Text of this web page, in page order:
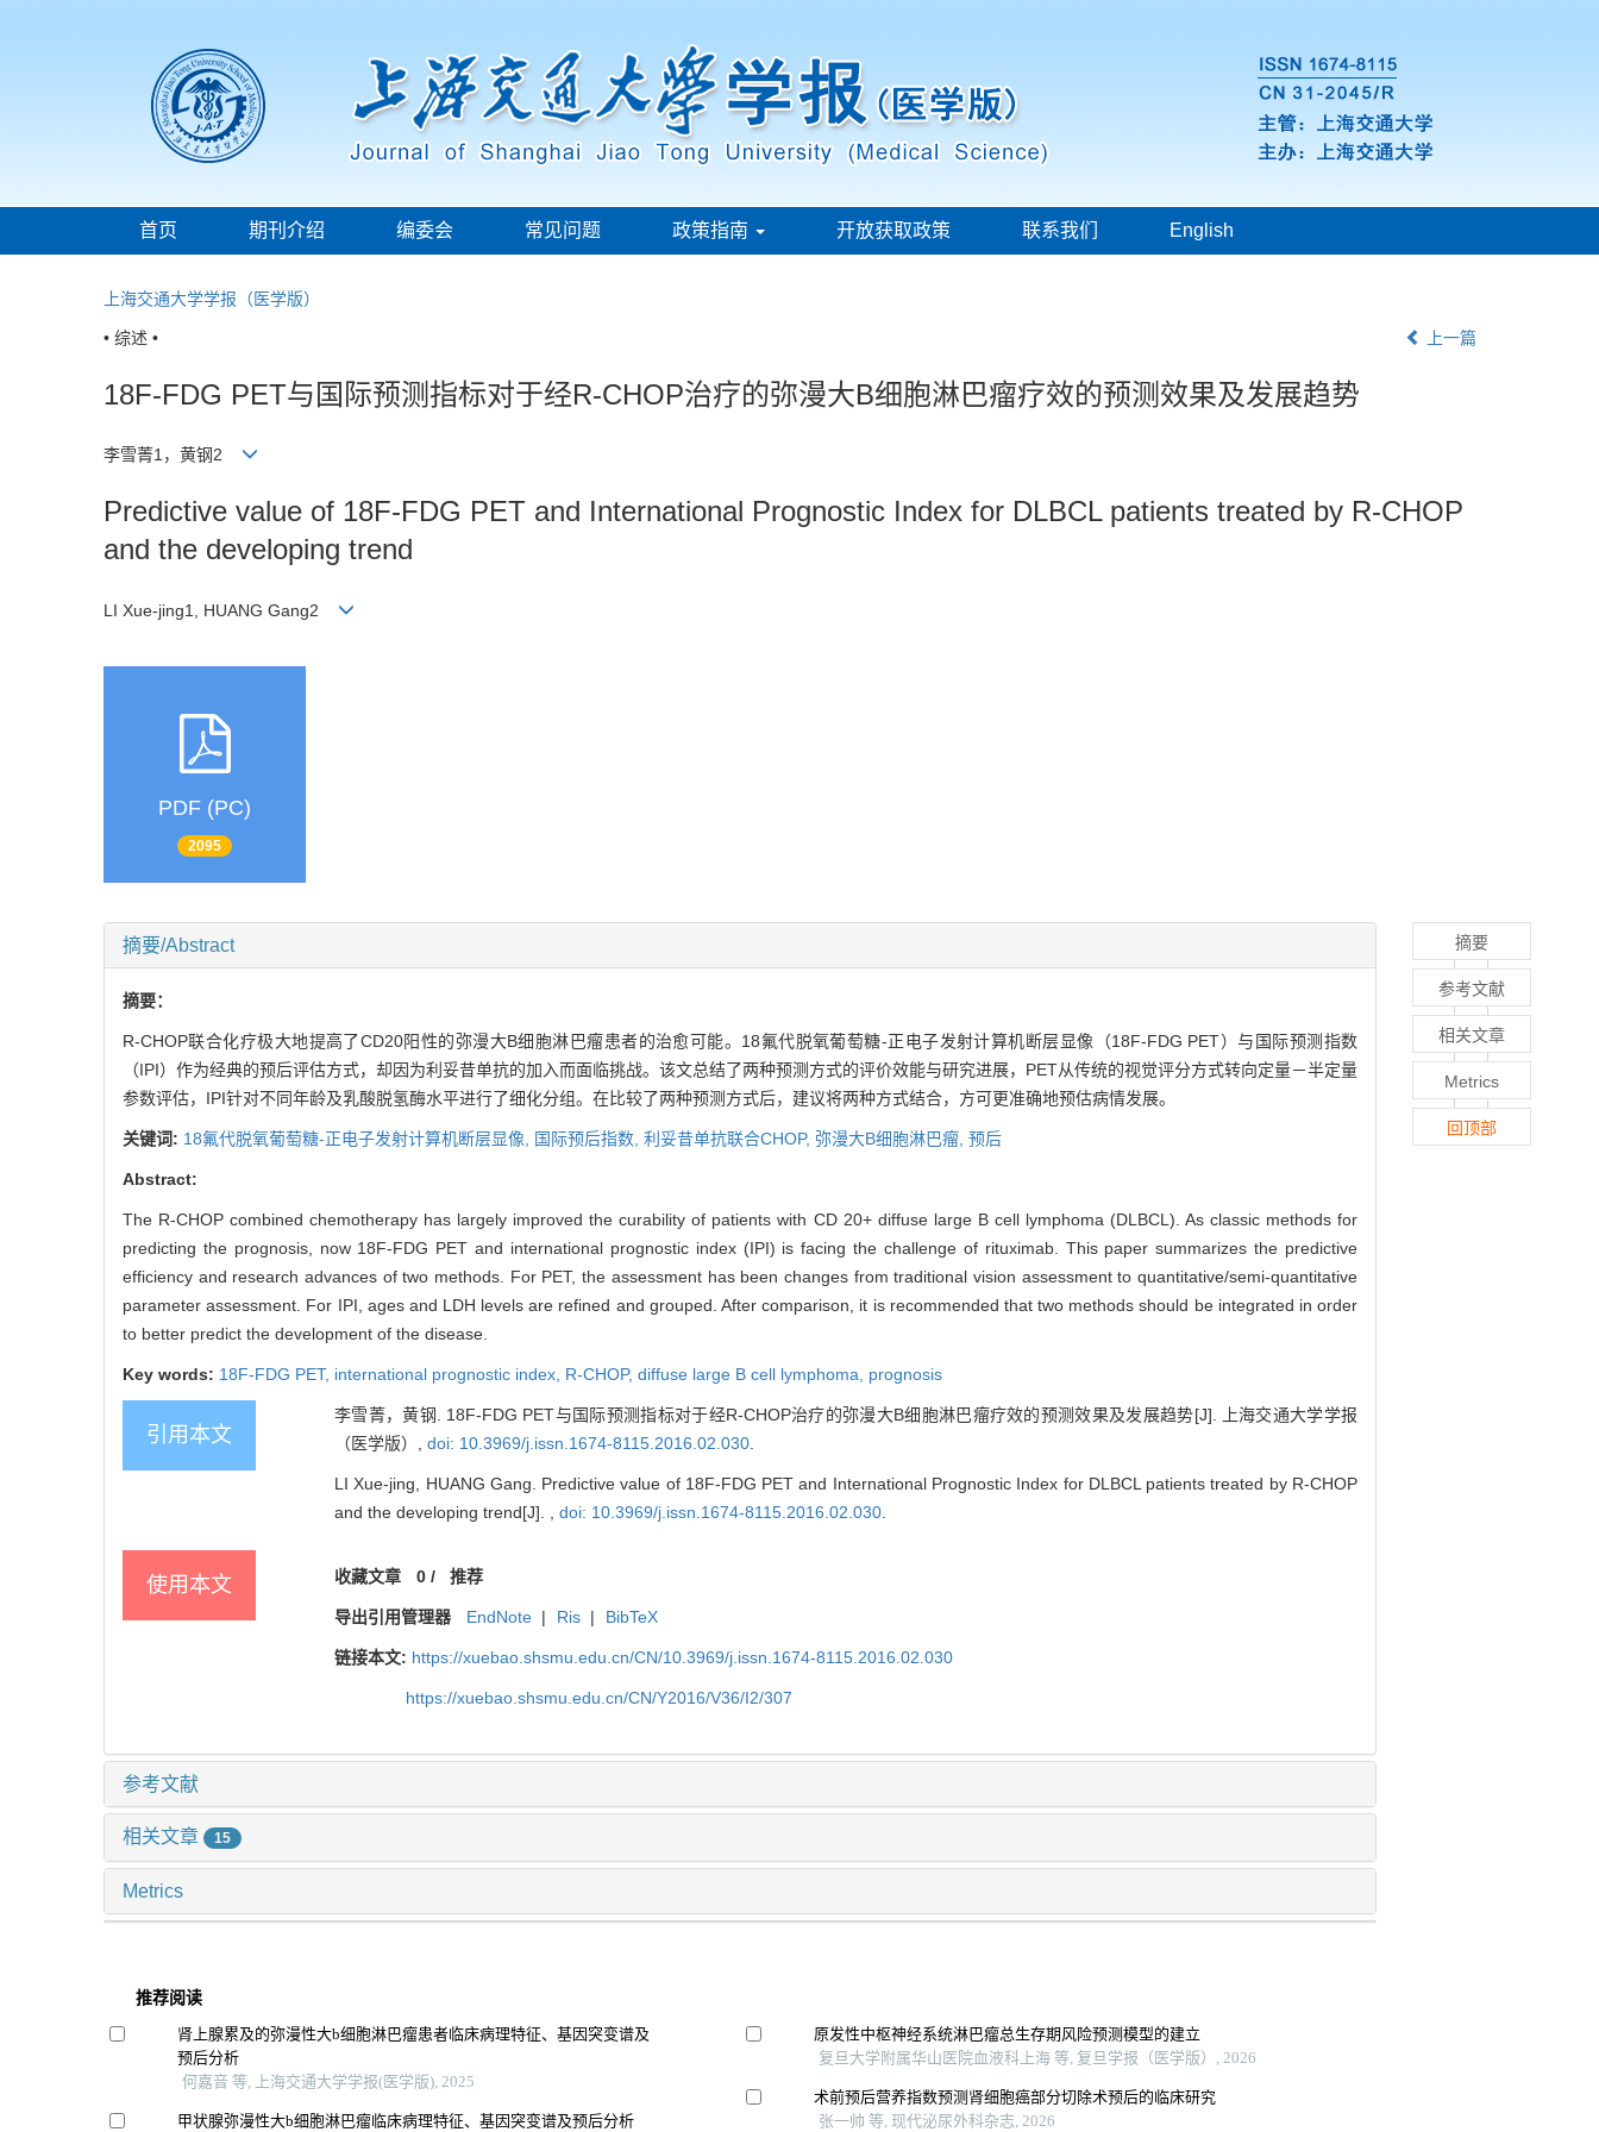
首页 期刊介绍 编委会 常见问题 政策指南 开放获取政策 联系我们 English
上海交通大学学报（医学版）
• 综述 • 上一篇
18F-FDG PET与国际预测指标对于经R-CHOP治疗的弥漫大B细胞淋巴瘤疗效的预测效果及发展趋势
李雪菁1，黄钢2
Predictive value of 18F-FDG PET and International Prognostic Index for DLBCL patients treated by R-CHOP
and the developing trend
LI Xue-jing1, HUANG Gang2
PDF (PC)
2095
摘要/Abstract
摘要：
R-CHOP联合化疗极大地提高了CD20阳性的弥漫大B细胞淋巴瘤患者的治愈可能。18氟代脱氧葡萄糖-正电子发射计算机断层显像（18F-FDG PET）与国际预测指数
（IPI）作为经典的预后评估方式，却因为利妥昔单抗的加入而面临挑战。该文总结了两种预测方式的评价效能与研究进展，PET从传统的视觉评分方式转向定量－半定量
参数评估，IPI针对不同年龄及乳酸脱氢酶水平进行了细化分组。在比较了两种预测方式后，建议将两种方式结合，方可更准确地预估病情发展。
关键词: 18氟代脱氧葡萄糖-正电子发射计算机断层显像, 国际预后指数, 利妥昔单抗联合CHOP, 弥漫大B细胞淋巴瘤, 预后
Abstract:
The R-CHOP combined chemotherapy has largely improved the curability of patients with CD 20+ diffuse large B cell lymphoma (DLBCL). As classic methods for
predicting the prognosis, now 18F-FDG PET and international prognostic index (IPI) is facing the challenge of rituximab. This paper summarizes the predictive
efficiency and research advances of two methods. For PET, the assessment has been changes from traditional vision assessment to quantitative/semi-quantitative
parameter assessment. For IPI, ages and LDH levels are refined and grouped. After comparison, it is recommended that two methods should be integrated in order
to better predict the development of the disease.
Key words: 18F-FDG PET, international prognostic index, R-CHOP, diffuse large B cell lymphoma, prognosis
引用本文
李雪菁，黄钢. 18F-FDG PET与国际预测指标对于经R-CHOP治疗的弥漫大B细胞淋巴瘤疗效的预测效果及发展趋势[J]. 上海交通大学学报
（医学版）, doi: 10.3969/j.issn.1674-8115.2016.02.030.
LI Xue-jing, HUANG Gang. Predictive value of 18F-FDG PET and International Prognostic Index for DLBCL patients treated by R-CHOP
and the developing trend[J]. , doi: 10.3969/j.issn.1674-8115.2016.02.030.
使用本文 收藏文章 0/ 推荐
导出引用管理器 EndNote | Ris | BibTeX
链接本文: https://xuebao.shsmu.edu.cn/CN/10.3969/j.issn.1674-8115.2016.02.030
https://xuebao.shsmu.edu.cn/CN/Y2016/V36/I2/307
参考文献
相关文章 15
Metrics
推荐阅读
肾上腺累及的弥漫性大b细胞淋巴瘤患者临床病理特征、基因突变谱及
预后分析
何嘉音 等, 上海交通大学学报(医学版), 2025
甲状腺弥漫性大b细胞淋巴瘤临床病理特征、基因突变谱及预后分析
原发性中枢神经系统淋巴瘤总生存期风险预测模型的建立
复旦大学附属华山医院血液科上海 等, 复旦学报（医学版）, 2026
术前预后营养指数预测肾细胞癌部分切除术预后的临床研究
张一帅 等, 现代泌尿外科杂志, 2026
摘要
参考文献
相关文章
Metrics
回顶部